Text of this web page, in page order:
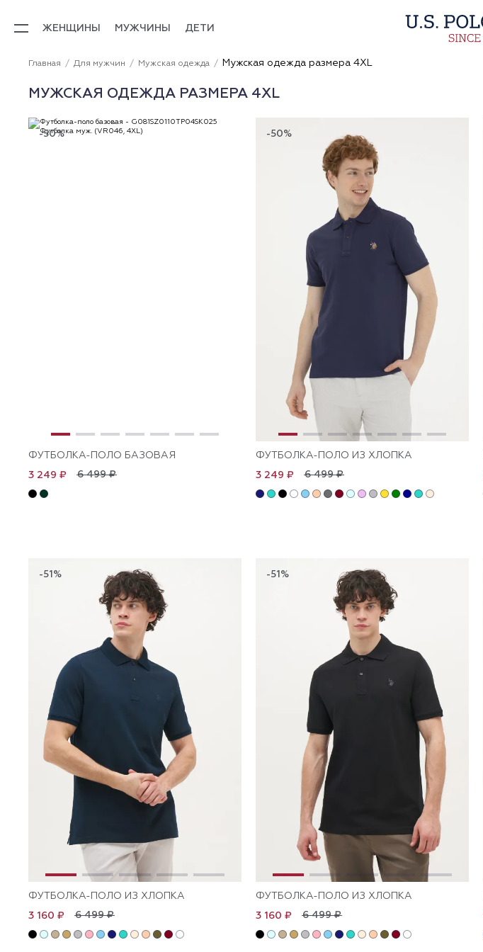
ЖЕНЩИНЫ МУЖЧИНЫ ДЕТИ
Главная Для мужчин Мужская одежда Мужская одежда размера 4XL
МУЖСКАЯ ОДЕЖДА РАЗМЕРА 4XL
-50%
ФУТБОЛКА-ПОЛО БАЗОВАЯ
6 499 ₽
3 249 ₽
-50%
ФУТБОЛКА-ПОЛО ИЗ ХЛОПКА
6 499 ₽
3 249 ₽
-51%
ФУТБОЛКА-ПОЛО ИЗ ХЛОПКА
6 499 ₽
3 160 ₽
-51%
ФУТБОЛКА-ПОЛО ИЗ ХЛОПКА
6 499 ₽
3 160 ₽